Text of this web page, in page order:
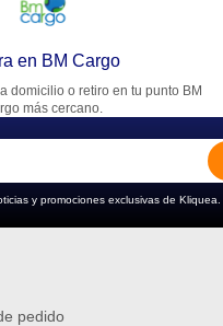
en BM Cargo
domicilio o retiro en tu punto BM
más cercano.
y promociones exclusivas de Kliquea.
pedido